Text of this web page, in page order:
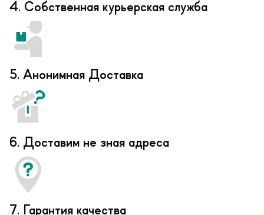
4. Собственная курьерская служба
5. Анонимная Доставка
6. Доставим не зная адреса
7. Гарантия качества